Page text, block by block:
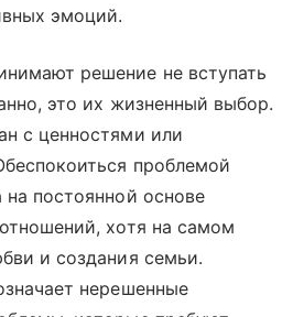
эмоций.
решение не вступать
это их жизненный выбор.
с ценностями или
проблемой
постоянной основе
хотя на самом
и создания семьи.
нерешенные